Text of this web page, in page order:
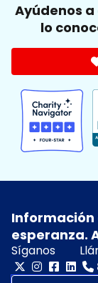
Ayúdenos
lo
Información
esperanza.
Síganos